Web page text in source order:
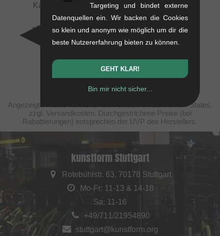
Kassettennabe
0.6 kg
ab 130.21EUR
Angezeigte Preise verstehen sich steuerfrei nach United States,
zzgl. Versandkosten. Durchgestrichene Preise (bei
Rabattierungen) entsprechen der UVP des Herstellers.
kunstform Stuttgart
Rotebühlstr. 63, 70178 Stuttgart
Mo-Fr: 11-13 & 14-18
Sa: 11-16
+49/711/21954890
stuttgart@kunstform.org
Targeting und bindet externe
Datenquellen ein. Wir backen die Cookies
so klein und anonym wie möglich um dir die
beste Nutzererfahrung bieten zu können.
GEHT KLAR!
Bin mir nicht sicher...